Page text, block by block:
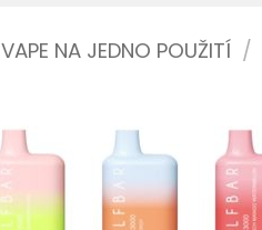
VAPE NA JEDNO POUŽITÍ /